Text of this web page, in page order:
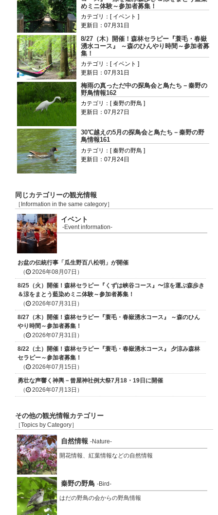
めミニ体験～参加者募集！
カテゴリ：[ イベント ]
更新日：07月31日
8/27（木）開催！森林セラピー『蓑毛・春嶽
湧水コース』 ～森のひんやり時間～参加者募
集！
カテゴリ：[ イベント ]
更新日：07月31日
梅雨の真っただ中の探鳥会と鳥たち－秦野の
野鳥情報162
カテゴリ：[ 秦野の野鳥 ]
更新日：07月27日
30℃越えの5月の探鳥会と鳥たち－秦野の野
鳥情報161
カテゴリ：[ 秦野の野鳥 ]
更新日：07月24日
同じカテゴリーの観光情報
［Information in the same category］
イベント
-Event information-
お盆の伝統行事「瓜生野百八松明」が開催
（
2026年08月07日）
8/25（火）開催！森林セラピー『くずは峡谷コース』〜涼を運ぶ森歩き
＆涼をまとう藍染めミニ体験～参加者募集！
（
2026年07月31日）
8/27（木）開催！森林セラピー『蓑毛・春嶽湧水コース』 ～森のひん
やり時間～参加者募集！
（
2026年07月31日）
8/22（土）開催！森林セラピー『蓑毛・春嶽湧水コース』 夕涼み森林
セラピー～参加者募集！
（
2026年07月15日）
勇壮な声響く神輿－曾屋神社例大祭7月18・19日に開催
（
2026年07月13日）
その他の観光情報カテゴリー
［Topics by Category］
自然情報 -Nature-
開花情報、紅葉情報などの自然情報
秦野の野鳥 -Bird-
はだの野鳥の会からの野鳥情報